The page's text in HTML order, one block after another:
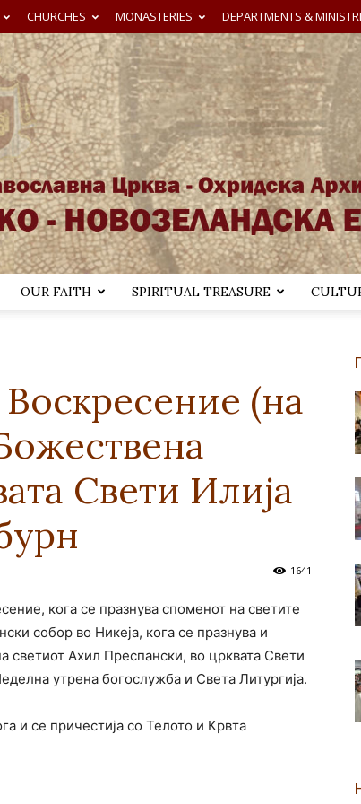
CHURCHES MONASTERIES DEPARTMENTS &
новозеландска
OUR FAITH SPIRITUAL TREASURE
(на
Свети Илија
1641
кога се празнува споменот на светите
собор во Никеја, кога се празнува и
Ахил Преспански, во црквата Свети
утрена богослужба и Света Литургија.
и се причестија со Телото и Крвта